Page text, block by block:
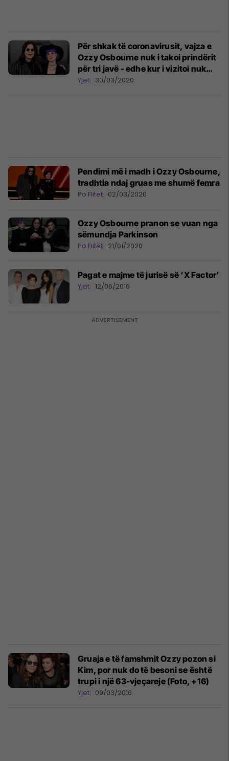
Për shkak të coronavirusit, vajza e
Ozzy Osbourne nuk i takoi prindërit
për tri javë - edhe kur i vizitoi nuk
guxoi t’u afrohej
Yjet 30/03/2020
Pendimi më i madh i Ozzy Osbourne,
tradhtia ndaj gruas me shumë femra
Po Flitet 02/03/2020
Ozzy Osbourne pranon se vuan nga
sëmundja Parkinson
Po Flitet 21/01/2020
Pagat e majme të jurisë së ‘X Factor’
Yjet 12/06/2016
Gruaja e të famshmit Ozzy pozon si
Kim, por nuk do të besoni se është
trupi i një 63-vjeçareje (Foto, +16)
Yjet 09/03/2016